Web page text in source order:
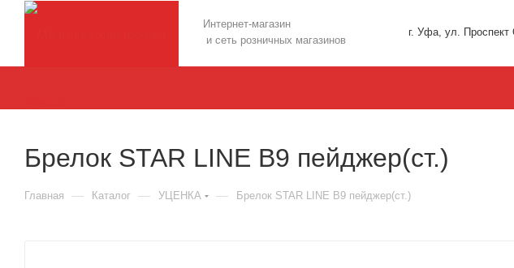
Интернет-магазин
и сеть розничных магазинов
Брелок STAR LINE В9 пейджер(ст.)
Главная — Каталог — УЦЕНКА — Брелок STAR LINE В9 пейджер(ст.)